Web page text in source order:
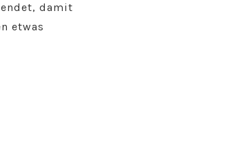
damit
etwas